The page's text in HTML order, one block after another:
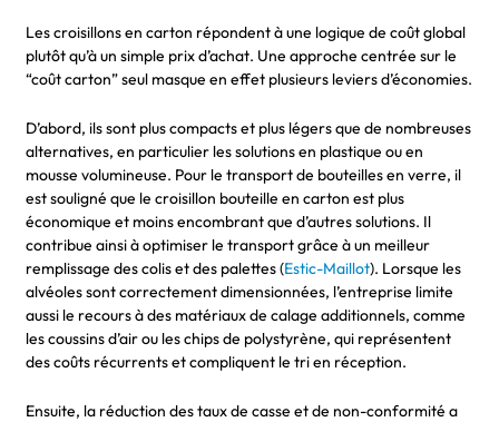
Les croisillons en carton répondent à une logique de coût global
plutôt qu’à un simple prix d’achat. Une approche centrée sur le
“coût carton” seul masque en effet plusieurs leviers d’économies.
D’abord, ils sont plus compacts et plus légers que de nombreuses
alternatives, en particulier les solutions en plastique ou en
mousse volumineuse. Pour le transport de bouteilles en verre, il
est souligné que le croisillon bouteille en carton est plus
économique et moins encombrant que d’autres solutions. Il
contribue ainsi à optimiser le transport grâce à un meilleur
remplissage des colis et des palettes (Estic-Maillot). Lorsque les
alvéoles sont correctement dimensionnées, l’entreprise limite
aussi le recours à des matériaux de calage additionnels, comme
les coussins d’air ou les chips de polystyrène, qui représentent
des coûts récurrents et compliquent le tri en réception.
Ensuite, la réduction des taux de casse et de non-conformité a